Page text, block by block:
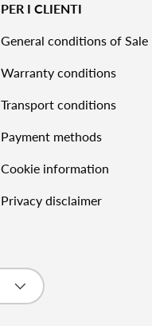
PER I CLIENTI
General conditions of Sale
Warranty conditions
Transport conditions
Payment methods
Cookie information
Privacy disclaimer